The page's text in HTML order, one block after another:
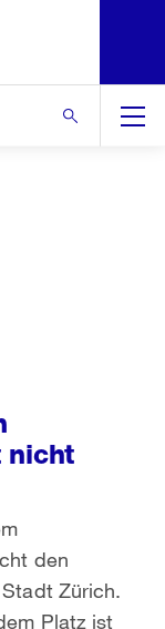
nicht
den
Zürich.
Platz ist